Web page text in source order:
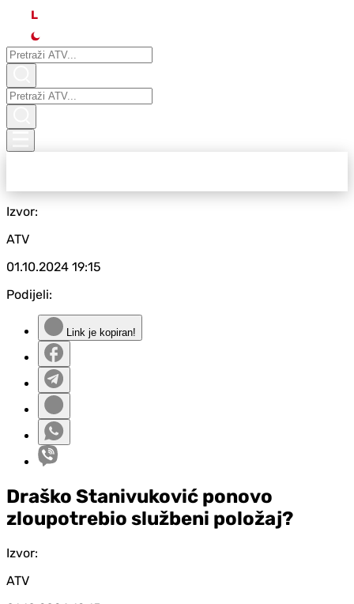
L
Izvor:
ATV
01.10.2024 19:15
Podijeli:
Link je kopiran!
Draško Stanivuković ponovo
zloupotrebio službeni položaj?
Izvor:
ATV